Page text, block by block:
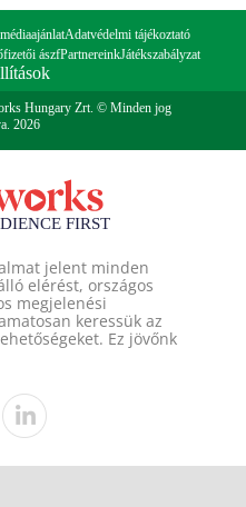
Adatvédelmi tájékoztató
ászfPartnereinkJátékszabályzat
Hungary Zrt. © Minden jog
2026
jelent minden
elérést, országos
megjelenési
keressük az
Ez jövőnk